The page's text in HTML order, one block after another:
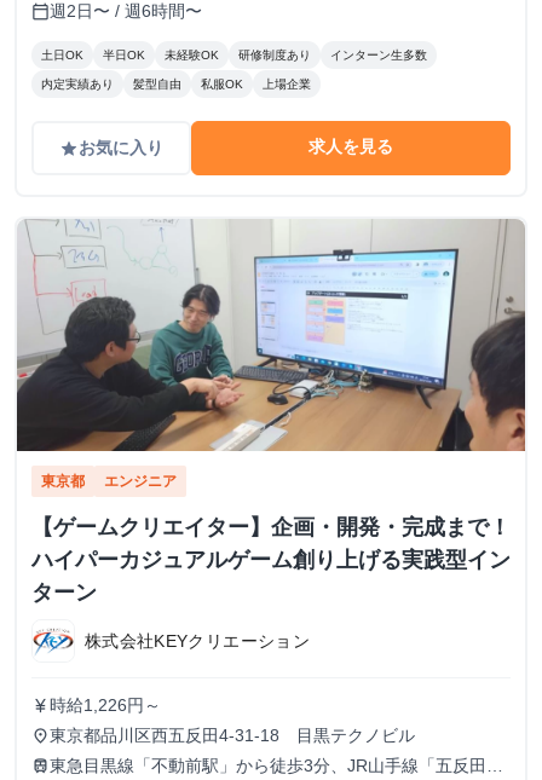
calendar_today週2日〜 / 週6時間〜
土日OK 半日OK 未経験OK 研修制度あり インターン生多数
内定実績あり 髪型自由 私服OK 上場企業
gradeお気に入り 求人を見る
東京都 エンジニア
【ゲームクリエイター】企画・開発・完成まで！
ハイパーカジュアルゲーム創り上げる実践型イン
ターン
株式会社KEYクリエーション
currency_yen 時給1,226円～
place東京都品川区西五反田4-31-18 目黒テクノビル
train東急目黒線「不動前駅」から徒歩3分、JR山手線「五反田